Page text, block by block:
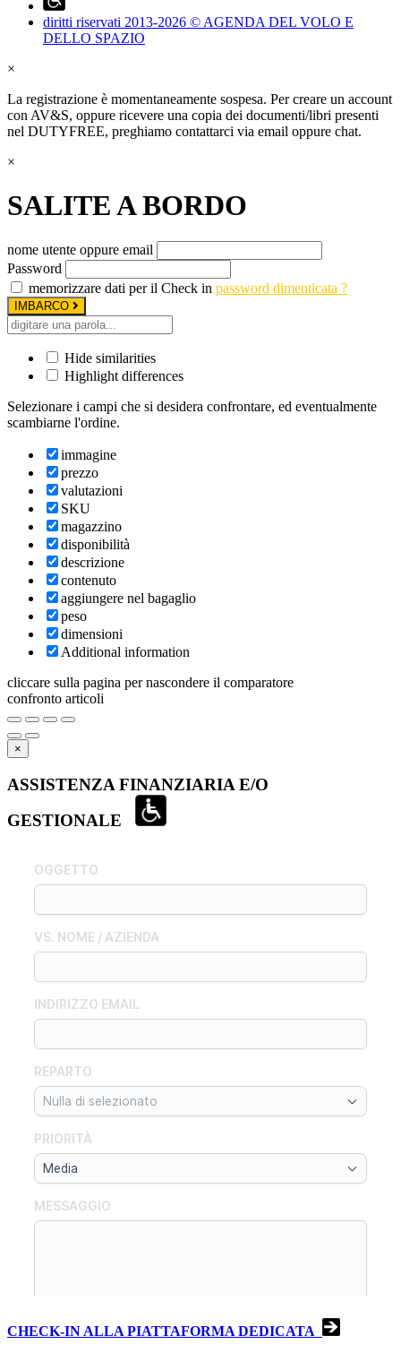
diritti riservati 2013-2026 © AGENDA DEL VOLO E
DELLO SPAZIO
×
La registrazione è momentaneamente sospesa. Per creare un account
con AV&S, oppure ricevere una copia dei documenti/libri presenti
nel DUTYFREE, preghiamo contattarci via email oppure chat.
×
SALITE A BORDO
nome utente oppure email
Password
memorizzare dati per il Check in password dimenticata ?
IMBARCO
Hide similarities
Highlight differences
Selezionare i campi che si desidera confrontare, ed eventualmente
scambiarne l'ordine.
immagine
prezzo
valutazioni
SKU
magazzino
disponibilità
descrizione
contenuto
aggiungere nel bagaglio
peso
dimensioni
Additional information
cliccare sulla pagina per nascondere il comparatore
confronto articoli
×
ASSISTENZA FINANZIARIA E/O
GESTIONALE
CHECK-IN ALLA PIATTAFORMA DEDICATA